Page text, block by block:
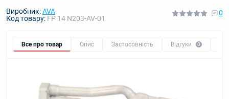
Виробник:AVA
Код товару: FP 14 N203-AV-01
0
Все про товар Опис Застосовність Відгуки 0